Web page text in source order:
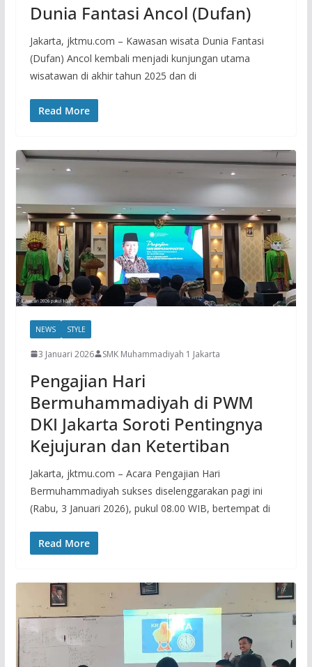
Dunia Fantasi Ancol (Dufan)
Jakarta, jktmu.com – Kawasan wisata Dunia Fantasi
(Dufan) Ancol kembali menjadi kunjungan utama
wisatawan di akhir tahun 2025 dan di
Read More
NEWS STYLE
3 Januari 2026 SMK Muhammadiyah 1 Jakarta
Pengajian Hari
Bermuhammadiyah di PWM
DKI Jakarta Soroti Pentingnya
Kejujuran dan Ketertiban
Jakarta, jktmu.com – Acara Pengajian Hari
Bermuhammadiyah sukses diselenggarakan pagi ini
(Rabu, 3 Januari 2026), pukul 08.00 WIB, bertempat di
Read More